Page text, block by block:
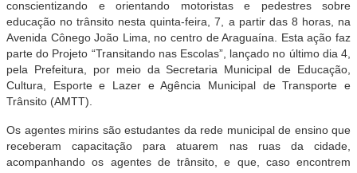
conscientizando e orientando motoristas e pedestres sobre
educação no trânsito nesta quinta-feira, 7, a partir das 8 horas, na
Avenida Cônego João Lima, no centro de Araguaína. Esta ação faz
parte do Projeto “Transitando nas Escolas”, lançado no último dia 4,
pela Prefeitura, por meio da Secretaria Municipal de Educação,
Cultura, Esporte e Lazer e Agência Municipal de Transporte e
Trânsito (AMTT).
Os agentes mirins são estudantes da rede municipal de ensino que
receberam capacitação para atuarem nas ruas da cidade,
acompanhando os agentes de trânsito, e que, caso encontrem